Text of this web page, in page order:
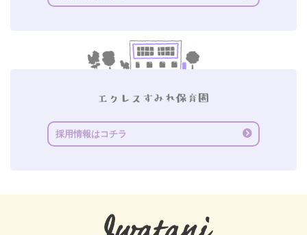
採用情報はコチラ